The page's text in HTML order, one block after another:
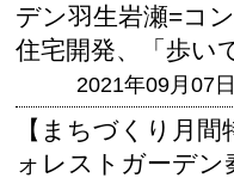
デン羽生岩瀬=コ
住宅開発、「歩い
2021年09月07
【まちづくり月
ォレストガーデン